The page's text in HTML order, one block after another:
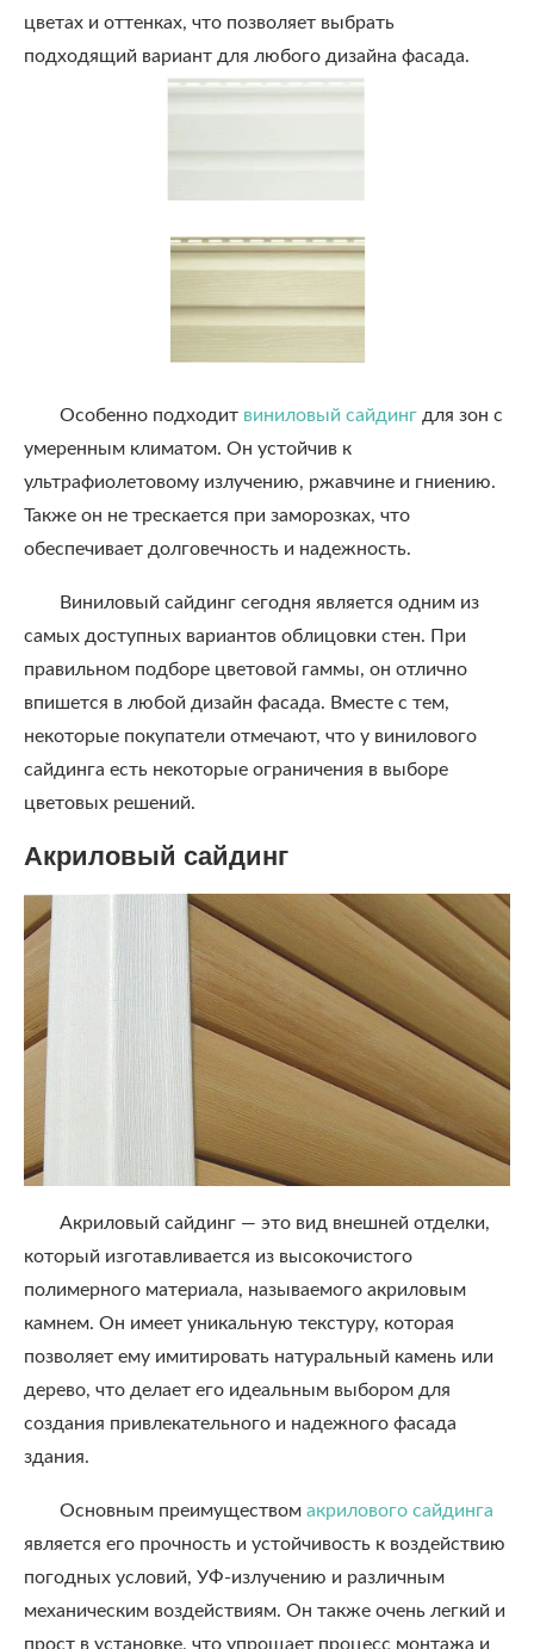
цветах и оттенках, что позволяет выбрать
подходящий вариант для любого дизайна фасада.
Особенно подходит виниловый сайдинг для зон с
умеренным климатом. Он устойчив к
ультрафиолетовому излучению, ржавчине и гниению.
Также он не трескается при заморозках, что
обеспечивает долговечность и надежность.
Виниловый сайдинг сегодня является одним из
самых доступных вариантов облицовки стен. При
правильном подборе цветовой гаммы, он отлично
впишется в любой дизайн фасада. Вместе с тем,
некоторые покупатели отмечают, что у винилового
сайдинга есть некоторые ограничения в выборе
цветовых решений.
Акриловый сайдинг
Акриловый сайдинг — это вид внешней отделки,
который изготавливается из высокочистого
полимерного материала, называемого акриловым
камнем. Он имеет уникальную текстуру, которая
позволяет ему имитировать натуральный камень или
дерево, что делает его идеальным выбором для
создания привлекательного и надежного фасада
здания.
Основным преимуществом акрилового сайдинга
является его прочность и устойчивость к воздействию
погодных условий, УФ-излучению и различным
механическим воздействиям. Он также очень легкий и
прост в установке, что упрощает процесс монтажа и